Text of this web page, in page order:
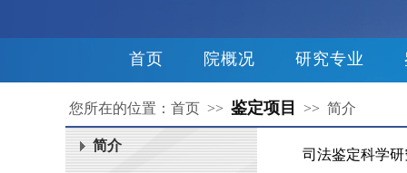
首页 院概况 研究专业
您所在的位置：首页 >> 鉴定项目 >> 简介
简介
司法鉴定科学